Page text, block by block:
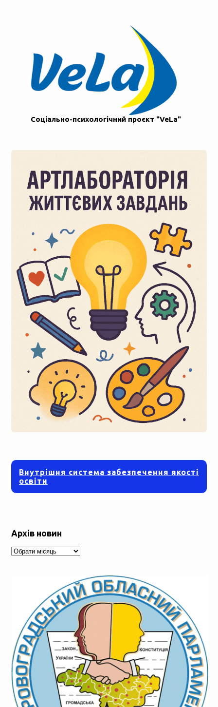
Соціально-психологічний проєкт "VeLa"
Внутрішня система забезпечення якості
освіти
Архів новин
Архів
новин